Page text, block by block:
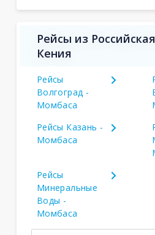
Рейсы из
Кения
Рейсы
Волгоград -
Момбаса
Рейсы Казань -
Момбаса
Рейсы
Минеральные
Воды -
Момбаса